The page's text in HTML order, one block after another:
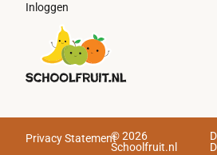
Inloggen
Privacy Statement© 2026
Schoolfruit.nl